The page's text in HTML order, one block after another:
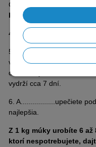
Cesto sa po dosiahnutí
buďte trpezlivý
4. Nechajte 2 hodiny
5. Vytvarujete bochníky a
vlhkou utierkou na teplom
do zavretých krabičiek = 1
vydrží cca 7 dní.
6. A.................upečiete
najlepšia.
Z 1 kg múky urobíte 6
ktorí nespotrebujete,